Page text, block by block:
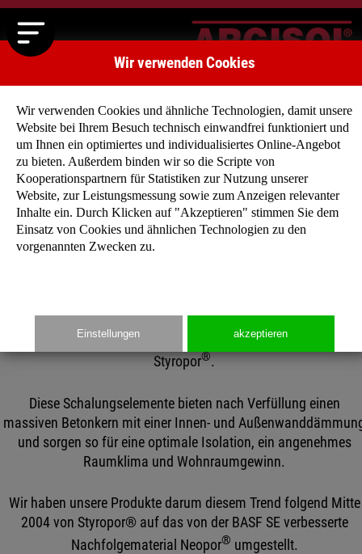
Produkte - ARGISOL®-Schalungssteine aus Neopor®
Die Verknappung fossiler Ressourcen und die damit
verbundene Rohstoffverteuerung führt zu einer verstärkten
Bauweise verabschiedet und bevorzugen heute die schnell zu
verarbeitenden hochwärmegedämmten Schalungselemente
Styropor®.
Diese Schalungselemente bieten nach Verfüllung einen
massiven Betonkern mit einer Innen- und
und sorgen so für eine optimale Isolation, ein angenehmes
Raumklima und Wohnraumgewinn.
Wir haben unsere Produkte darum diesem Trend folgend Mitte
2004 von Styropor® auf das von der BASF SE verbesserte
Nachfolgematerial Neopor® umgestellt.
Wir verwenden Cookies
Wir verwenden Cookies und ähnliche Technologien, damit unsere
Website bei Ihrem Besuch technisch einwandfrei funktioniert und
um Ihnen ein optimiertes und individualisiertes Online-Angebot
zu bieten. Außerdem binden wir so die Scripte von
Kooperationspartnern für Statistiken zur Nutzung unserer
Website, zur Leistungsmessung sowie zum Anzeigen relevanter
Inhalte ein. Durch Klicken auf "Akzeptieren" stimmen Sie dem
Einsatz von Cookies und ähnlichen Technologien zu den
vorgenannten Zwecken zu.
Einstellungen akzeptieren